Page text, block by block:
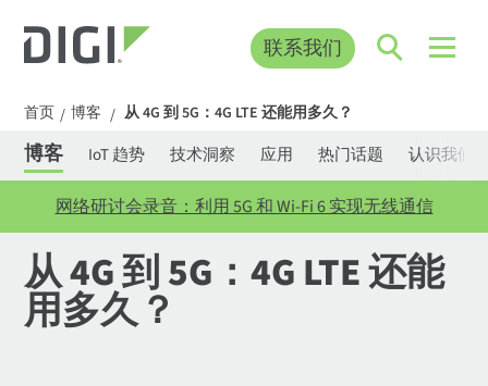
联系我们
首页 / 博客 / 从 4G 到 5G：4G LTE 还能用多久？
博客 IoT 趋势 技术洞察 应用 热门话题 认识我们
网络研讨会录音：利用 5G 和 Wi-Fi 6 实现无线通信
从 4G 到 5G：4G LTE 还能
用多久？